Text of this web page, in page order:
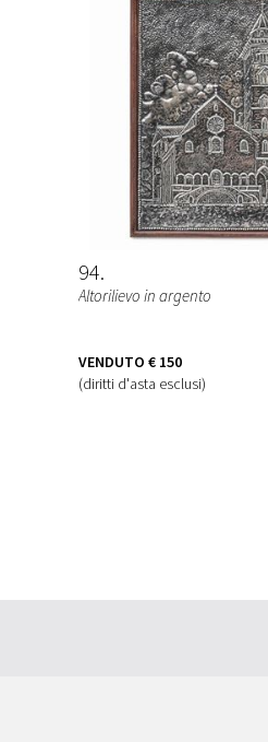
94
Altorilievo in argento
VENDUTO € 150
(diritti d'asta esclusi)